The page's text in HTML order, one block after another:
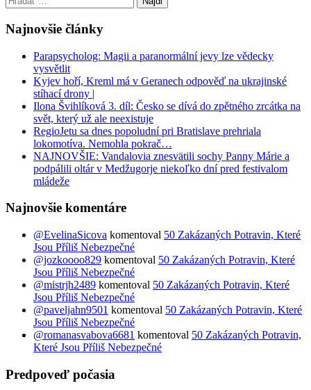
Najnovšie články
Parapsycholog: Magii a paranormální jevy lze vědecky
vysvětlit
Kyjev hoří, Kreml má v Geranech odpověď na ukrajinské
stíhací drony |
Ilona Švihlíková 3. díl: Česko se dívá do zpětného zrcátka na
svět, který už ale neexistuje
RegioJetu sa dnes popoludní pri Bratislave prehriala
lokomotíva. Nemohla pokrač…
NAJNOVŠIE: Vandalovia znesvätili sochy Panny Márie a
podpálili oltár v Medžugorje niekoľko dní pred festivalom
mládeže
Najnovšie komentáre
@EvelinaSicova komentoval 50 Zakázaných Potravin, Které
Jsou Příliš Nebezpečné
@jozkoooo829 komentoval 50 Zakázaných Potravin, Které
Jsou Příliš Nebezpečné
@mistrjh2489 komentoval 50 Zakázaných Potravin, Které
Jsou Příliš Nebezpečné
@paveljahn9501 komentoval 50 Zakázaných Potravin, Které
Jsou Příliš Nebezpečné
@romanasvabova6681 komentoval 50 Zakázaných Potravin,
Které Jsou Příliš Nebezpečné
Predpoveď počasia